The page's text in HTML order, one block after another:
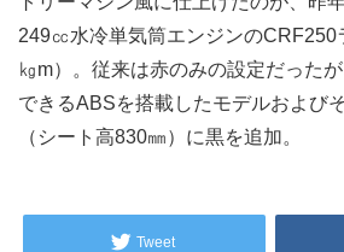
249㏄水冷単気筒エンジンのCRF250
㎏m）。従来は赤のみの設定だった
できるABSを搭載したモデルおよび
（シート高830㎜）に黒を追加。
Tweet